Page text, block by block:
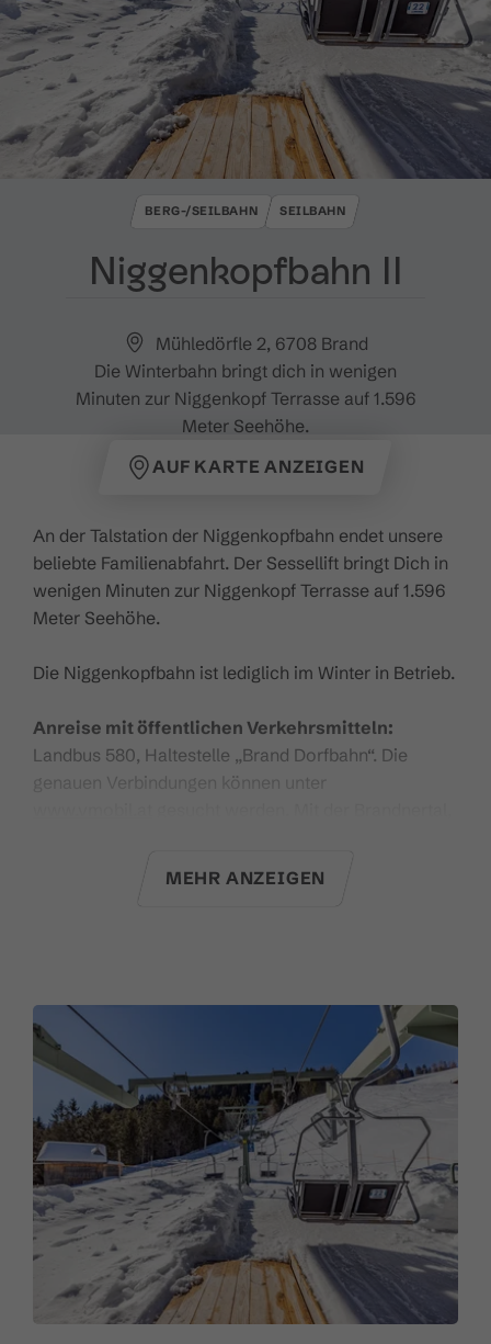
Niggenkopfbahn II
BERG-/SEILBAHN SEILBAHN
Mühledörfle 2, 6708 Brand
Die Winterbahn bringt dich in wenigen
Minuten zur Niggenkopf Terrasse auf 1.596
Meter Seehöhe.
AUF KARTE ANZEIGEN
An der Talstation der Niggenkopfbahn endet unsere
beliebte Familienabfahrt. Der Sessellift bringt Dich in
wenigen Minuten zur Niggenkopf Terrasse auf 1.596
Meter Seehöhe.
Die Niggenkopfbahn ist lediglich im Winter in Betrieb.
Anreise mit öffentlichen Verkehrsmitteln:
Landbus 580, Haltestelle „Brand Dorfbahn“. Die
genauen Verbindungen können unter
Verkehrsmitteln kostenlos.
Technische Daten:
Bahntyp: 2er Sesselbahn
Horizontale Länge:659 m
Schräge Länge:
743 m
Höhendifferenz:
323 m
Fahrgeschwindigkeit: 2,2 m/sec.
Förderleistung:1.441 Pers./Std.
MEHR ANZEIGEN